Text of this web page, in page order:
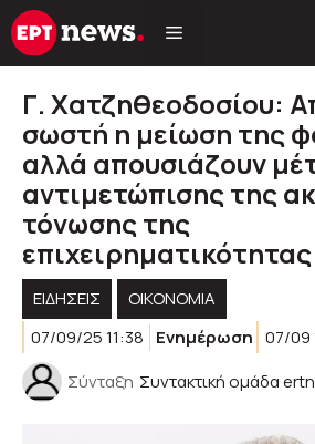
Μετάβαση
σε
Γ. Χατζηθεοδοσίου:
σωστή η μείωση της
αλλά απουσιάζουν
αντιμετώπισης της
τόνωσης της
επιχειρηματικότητας
ΕΙΔΗΣΕΙΣ
ΟΙΚΟΝΟΜΙΑ
07/09/25 11:38
Ενημέρωση 07/09
Σύνταξη Συντακτική ομάδα